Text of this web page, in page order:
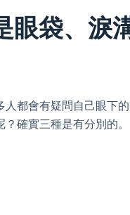
眼袋、淚
人都會有疑問自己眼下
確實三種是有分別的。